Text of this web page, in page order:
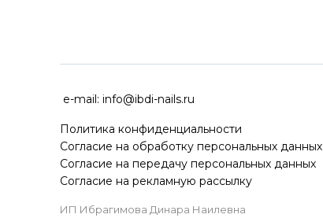
e-mail: info@ibdi-nails.ru
Политика конфиденциальности
Согласие на обработку персональных данных
Согласие на передачу персональных данных
Согласие на рекламную рассылку
ИП Ибрагимова Динара Наилевна